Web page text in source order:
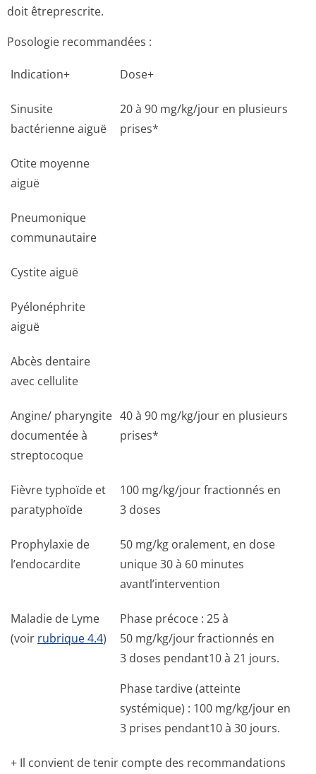
doit êtreprescrite.
Posologie recommandées :
Indication+ Dose+
Sinusite
bactérienne aiguë
20 à 90 mg/kg/jour en plusieurs
prises*
Otite moyenne
aiguë
Pneumonique
communautaire
Cystite aiguë
Pyélonéphrite
aiguë
Abcès dentaire
avec cellulite
Angine/ pharyngite
documentée à
streptocoque
40 à 90 mg/kg/jour en plusieurs
prises*
Fièvre typhoïde et
paratyphoïde
100 mg/kg/jour fractionnés en
3 doses
Prophylaxie de
l’endocardite
50 mg/kg oralement, en dose
unique 30 à 60 minutes
avantl’intervention
Maladie de Lyme
(voir rubrique 4.4)
Phase précoce : 25 à
50 mg/kg/jour fractionnés en
3 doses pendant10 à 21 jours.
Phase tardive (atteinte
systémique) : 100 mg/kg/jour en
3 prises pendant10 à 30 jours.
+ Il convient de tenir compte des recommandations